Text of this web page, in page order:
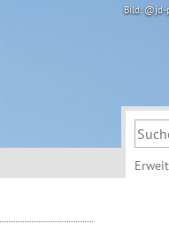
Bild: @jd-